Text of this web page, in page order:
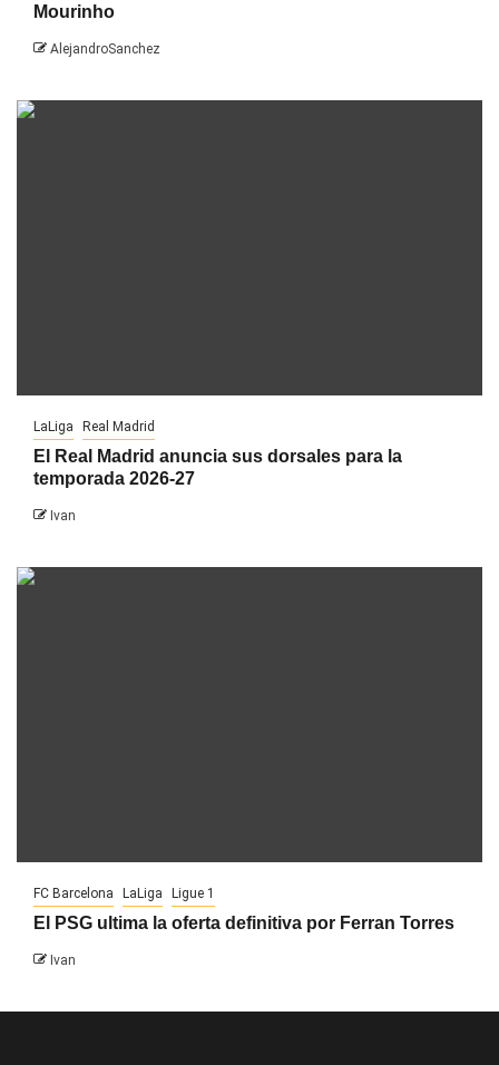
Mourinho
AlejandroSanchez
LaLiga Real Madrid
El Real Madrid anuncia sus dorsales para la
temporada 2026-27
Ivan
FC Barcelona LaLiga Ligue 1
El PSG ultima la oferta definitiva por Ferran Torres
Ivan